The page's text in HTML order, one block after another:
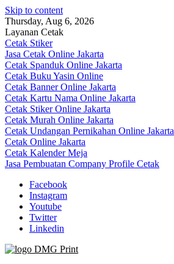
Skip to content
Thursday, Aug 6, 2026
Layanan Cetak
Cetak Stiker
Jasa Cetak Online Jakarta
Cetak Spanduk Online Jakarta
Cetak Buku Yasin Online
Cetak Banner Online Jakarta
Cetak Kartu Nama Online Jakarta
Cetak Stiker Online Jakarta
Cetak Murah Online Jakarta
Cetak Undangan Pernikahan Online Jakarta
Cetak Online Jakarta
Cetak Kalender Meja
Jasa Pembuatan Company Profile Cetak
Facebook
Instagram
Youtube
Twitter
Linkedin